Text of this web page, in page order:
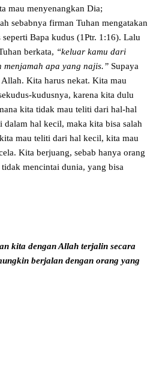
mau menyenangkan Dia;
sebabnya firman Tuhan mengatakan
Bapa kudus (1Ptr. 1:16). Lalu
berkata, “keluar kamu dari
apa yang najis.” Supaya
Kita harus nekat. Kita mau
kudusnya, karena kita dulu
kita tidak mau teliti dari hal-hal
hal kecil, maka kita bisa salah
mau teliti dari hal kecil, kita mau
Kita berjuang, sebab hanya orang
mencintai dunia, yang bisa
kita dengan Allah terjalin secara
berjalan dengan orang yang